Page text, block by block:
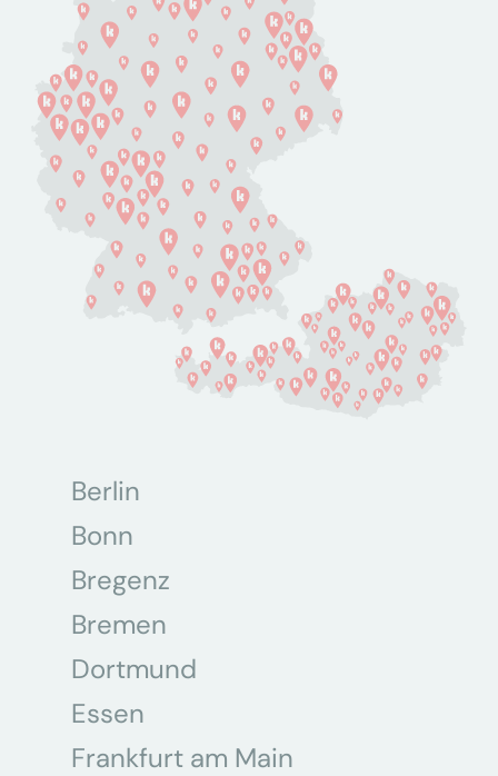
Berlin
Bonn
Bregenz
Bremen
Dortmund
Essen
Frankfurt am Main